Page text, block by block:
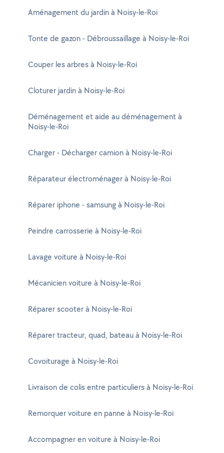
Aménagement du jardin à Noisy-le-Roi
Tonte de gazon - Débroussaillage à Noisy-le-Roi
Couper les arbres à Noisy-le-Roi
Cloturer jardin à Noisy-le-Roi
Déménagement et aide au déménagement à
Noisy-le-Roi
Charger - Décharger camion à Noisy-le-Roi
Réparateur électroménager à Noisy-le-Roi
Réparer iphone - samsung à Noisy-le-Roi
Peindre carrosserie à Noisy-le-Roi
Lavage voiture à Noisy-le-Roi
Mécanicien voiture à Noisy-le-Roi
Réparer scooter à Noisy-le-Roi
Réparer tracteur, quad, bateau à Noisy-le-Roi
Covoiturage à Noisy-le-Roi
Livraison de colis entre particuliers à Noisy-le-Roi
Remorquer voiture en panne à Noisy-le-Roi
Accompagner en voiture à Noisy-le-Roi